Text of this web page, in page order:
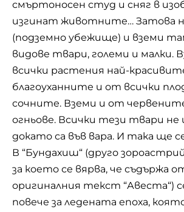
смъртоносен студ и сняг в
изгинат животните… Затова
(подземно убежище) и вземи
видове твари, големи и малки.
всички растения най-
благоуханните и от всички
сочните. Вземи и от
огньове. Всички тези твари не
докато са във вара. И така ще
В “Бундахиш“ (друго
за което се вярва, че съдържа
оригиналния текст “Авеста“)
повече за ледената епоха,